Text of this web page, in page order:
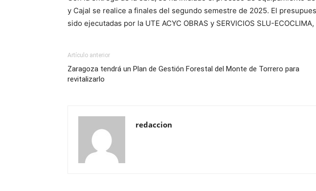
y Cajal se realice a finales del segundo semestre de 2025. El
sido ejecutadas por la UTE ACYC OBRAS y SERVICIOS SLU-
Artículo anterior
Zaragoza tendrá un Plan de Gestión Forestal del Monte de Torrero para
revitalizarlo
redaccion